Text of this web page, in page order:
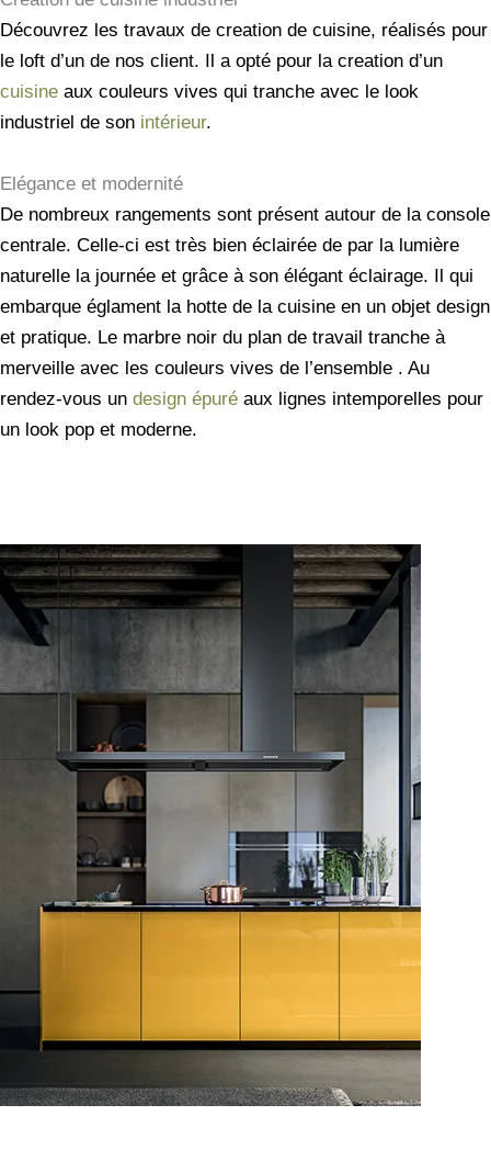
Découvrez les travaux de creation de cuisine, réalisés pour
le loft d’un de nos client. Il a opté pour la creation d’un
cuisine aux couleurs vives qui tranche avec le look
industriel de son intérieur.
Elégance et modernité
De nombreux rangements sont présent autour de la console
centrale. Celle-ci est très bien éclairée de par la lumière
naturelle la journée et grâce à son élégant éclairage. Il qui
embarque églament la hotte de la cuisine en un objet design
et pratique. Le marbre noir du plan de travail tranche à
merveille avec les couleurs vives de l’ensemble . Au
rendez-vous un design épuré aux lignes intemporelles pour
un look pop et moderne.